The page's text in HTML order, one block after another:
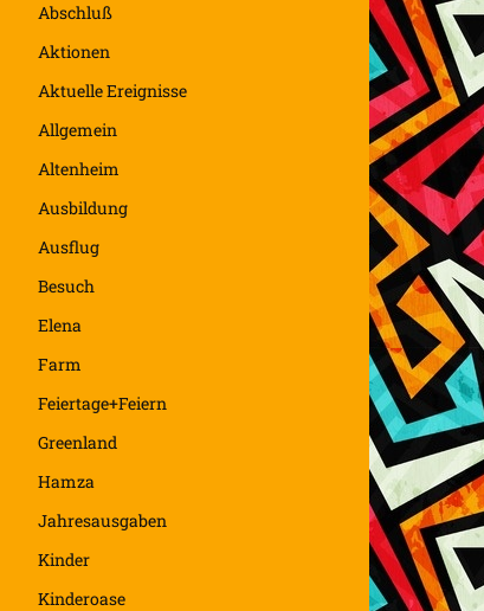
Abschluß
Aktionen
Aktuelle Ereignisse
Allgemein
Altenheim
Ausbildung
Ausflug
Besuch
Elena
Farm
Feiertage+Feiern
Greenland
Hamza
Jahresausgaben
Kinder
Kinderoase